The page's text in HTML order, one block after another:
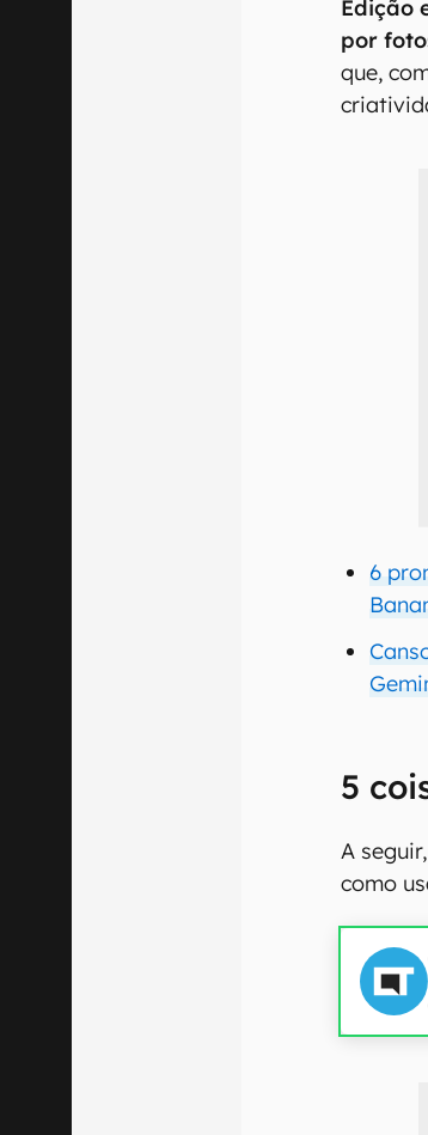
Edição
por
que,
6
5
A
como